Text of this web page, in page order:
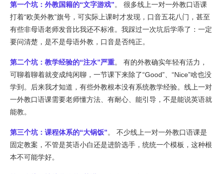
第一个坑：外教国籍的“文字游戏”。 很多线上一对一外教口语课
打着“欧美外教”旗号，可实际上课时才发现，口音五花八门，甚至
有些非母语老师发音比我还不标准。我踩过一次坑后学乖了：一定
要问清楚，是不是母语外教，口音是否纯正。
第二个坑：教学经验的“注水”严重。 有的外教确实年轻有活力，
可聊着聊着就变成纯闲聊，一节课下来除了“Good”、“Nice”啥也没
学到。后来我才知道，有些外教根本没有系统教学经验。线上一对
一外教口语课需要老师懂方法、有耐心、能引导，不是能说英语就
能教。
第三个坑：课程体系的“大锅饭”。 不少线上一对一外教口语课是
固定教案，不管是英语小白还是进阶选手，统统一个模板，这种根
本不可能学好。